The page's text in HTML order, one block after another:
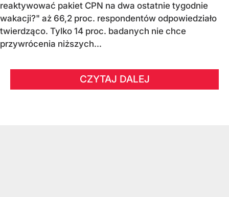
reaktywować pakiet CPN na dwa ostatnie tygodnie
wakacji?" aż 66,2 proc. respondentów odpowiedziało
twierdząco. Tylko 14 proc. badanych nie chce
przywrócenia niższych...
CZYTAJ DALEJ